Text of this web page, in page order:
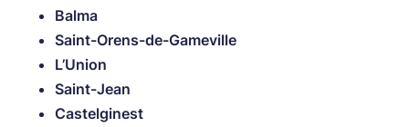
Balma
Saint-Orens-de-Gameville
L’Union
Saint-Jean
Castelginest